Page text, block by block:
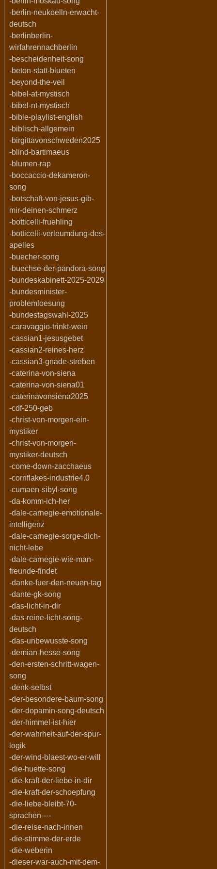
-berlin-neukoelln-erwacht-
deutsch
-berlinberlin-
wirfahrennachberlin
-bescheidenheit-song
-beton-statt-blueten
-beyond-the-veil
-bibel-at-mystisch
-bibel-nt-mystisch
-bible-playlist-english
-biblisch-allgemein
-birgittavonschweden2025
-blind-bartimaeus
-blumen-rap
-boccaccio-dekameron-
song
-botschaft-von-jesus-gib-
mir-deinen-schmerz
-botticelli-fruehling
-botticelli-verleumdung-des-
apelles
-buecher-song
-buechse-der-pandora-song
-bundeskabinett-2025-2029
-bundesminister-
problemloesung
-bundestagswahl-2025
-caravaggio-trinkt-wein
-cassian1-jesusgebet
-cassian2-reines-herz
-cassian3-gnade-streben
-caterina-von-siena
-caterina-von-siena01
-caterinavonsiena2025
-cdf-250-geb
-christ-von-morgen-ein-
mystiker
-christ-von-morgen-
mystiker-deutsch
-come-down-zacchaeus
-cornflakes-industrie4.0
-cumaen-sibyl-song
-da-komm-ich-her
-dale-carnegie-emotionale-
intelligenz
-dale-carnegie-sorge-dich-
nicht-lebe
-dale-carnegie-wie-man-
freunde-findet
-danke-fuer-den-neuen-tag
-dante-gk-song
-das-licht-in-dir
-das-reine-licht-song-
deutsch
-das-unbewusste-song
-demian-hesse-song
-den-ersten-schritt-wagen-
song
-denk-selbst
-der-besondere-baum-song
-der-dopamin-song-deutsch
-der-himmel-ist-hier
-der-wahrheit-auf-der-spur-
logik
-der-wind-blaest-wo-er-will
-die-huette-song
-die-kraft-der-liebe-in-dir
-die-kraft-der-schoepfung
-die-liebe-bleibt-70-
sprachen----
-die-reise-nach-innen
-die-stimme-der-erde
-die-weberin
-dieser-war-auch-mit-dem-